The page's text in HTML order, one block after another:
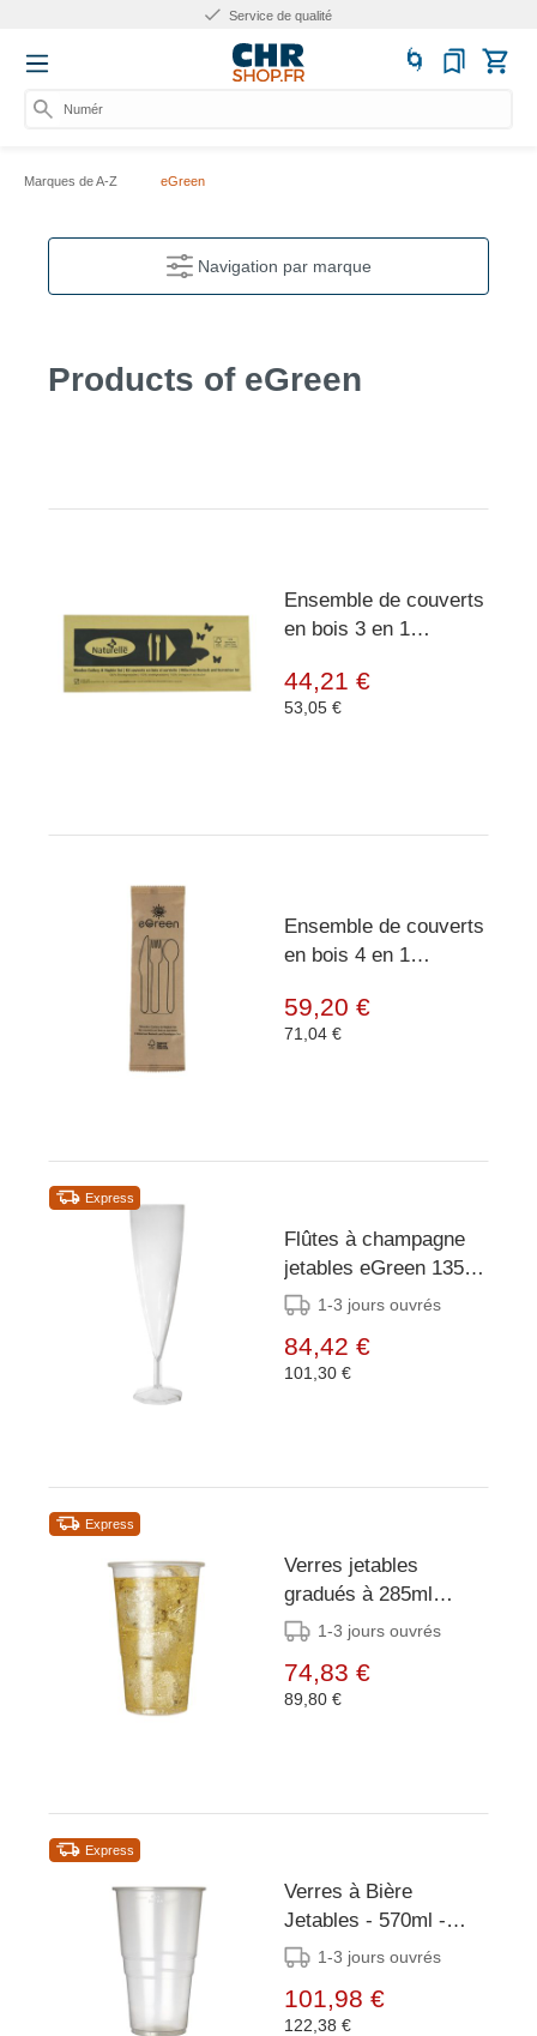
Service de qualité
Numéro
Marques de A-Z eGreen
Navigation par marque
Products of eGreen
Ensemble de couverts
en bois 3 en 1
individuellement - 250
pièces
44,21 €
53,05 €
Ensemble de couverts
en bois 4 en 1
individuellement - 250
pièces
59,20 €
71,04 €
Express
Flûtes à champagne
jetables eGreen 135
ml (lot de 150)
1-3 jours ouvrés
84,42 €
101,30 €
Express
Verres jetables
gradués à 285ml
eGreen (lot de 1000)
1-3 jours ouvrés
74,83 €
89,80 €
Express
Verres à Bière
Jetables - 570ml -
1000 Pièces
1-3 jours ouvrés
101,98 €
122,38 €